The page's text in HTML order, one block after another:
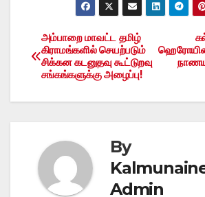
Post
navigation
அம்பாறை மாவட்ட தமிழ்
கிராமங்களில் செயற்படும்
சிக்கன கடனுதவு கூட்டுறவு
சங்கங்களுக்கு அழைப்பு!
By
Admin